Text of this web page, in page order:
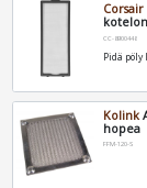
Corsair
CC-8900448
Pidä
Kolink
hopea
FFM-120-S